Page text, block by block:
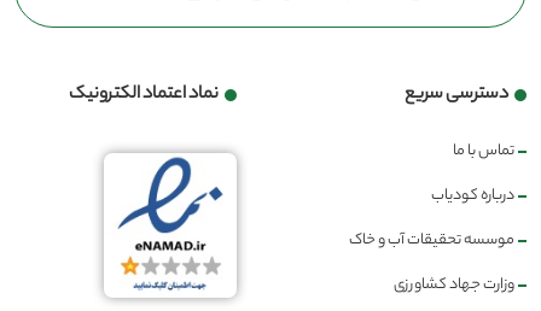
دسترسی سریع
تماس با ما
درباره کودیاب
موسسه تحقیقات آب و خاک
وزارت جهاد کشاورزی
نماد اعتماد الکترونیک